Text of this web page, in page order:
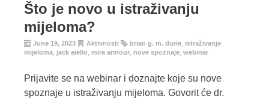
Što je novo u istraživanju
mijeloma?
June 19, 2023 Aktivnosti brian g. m. durie istraživanje
mijeloma jack aiello mira armour nove spoznaje webinar
Prijavite se na webinar i doznajte koje su nove
spoznaje u istraživanju mijeloma. Govorit će dr.